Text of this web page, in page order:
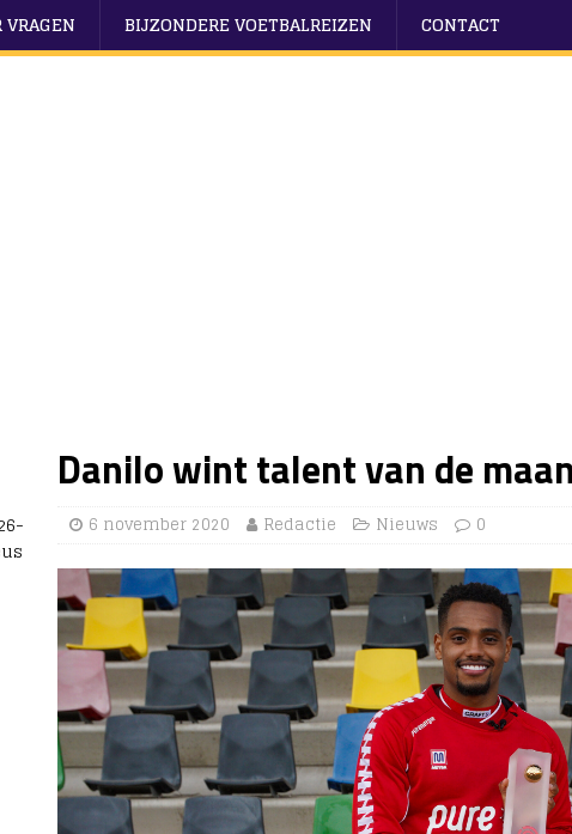
BIJZONDERE VOETBALREIZEN CONTACT
Danilo wint talent van de
6 november 2020 Redactie Nieuws 0